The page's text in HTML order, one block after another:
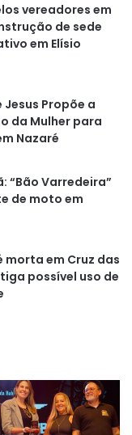
vereadores em
de sede
em Elísio
Propõe a
da Mulher para
Nazaré
“Bão Varredeira”
de moto em
morta em Cruz das
possível uso de